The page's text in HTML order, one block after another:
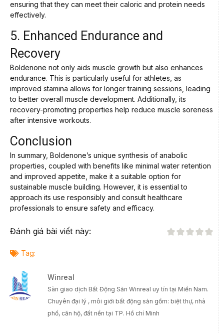
ensuring that they can meet their caloric and protein needs
effectively.
5. Enhanced Endurance and
Recovery
Boldenone not only aids muscle growth but also enhances
endurance. This is particularly useful for athletes, as
improved stamina allows for longer training sessions, leading
to better overall muscle development. Additionally, its
recovery-promoting properties help reduce muscle soreness
after intensive workouts.
Conclusion
In summary, Boldenone’s unique synthesis of anabolic
properties, coupled with benefits like minimal water retention
and improved appetite, make it a suitable option for
sustainable muscle building. However, it is essential to
approach its use responsibly and consult healthcare
professionals to ensure safety and efficacy.
Đánh giá bài viết này:
Tag:
Winreal
Sàn giao dịch Bất Động Sản Winreal uy tín tại Miền Nam.
Chuyên đại lý , môi giới bất động sản gồm: biệt thự, nhà
phố, căn hộ, đất nền tại TP. Hồ chí Minh